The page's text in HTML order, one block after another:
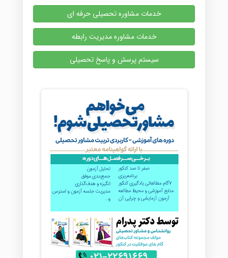
خدمات مشاوره تحصیلی حرفه ای
خدمات مشاوره مدیریت رابطه
سیستم پرسش و پاسخ تحصیلی